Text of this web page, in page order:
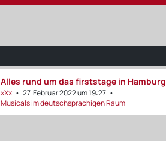
Alles rund um das firststage in Hamburg
xXx
27. Februar 2022 um 19:27
Musicals im deutschsprachigen Raum